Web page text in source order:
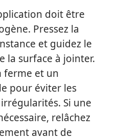
doit être
Pressez la
et guidez le
la surface à jointer.
ferme et un
pour éviter les
Si une
relâchez
avant de